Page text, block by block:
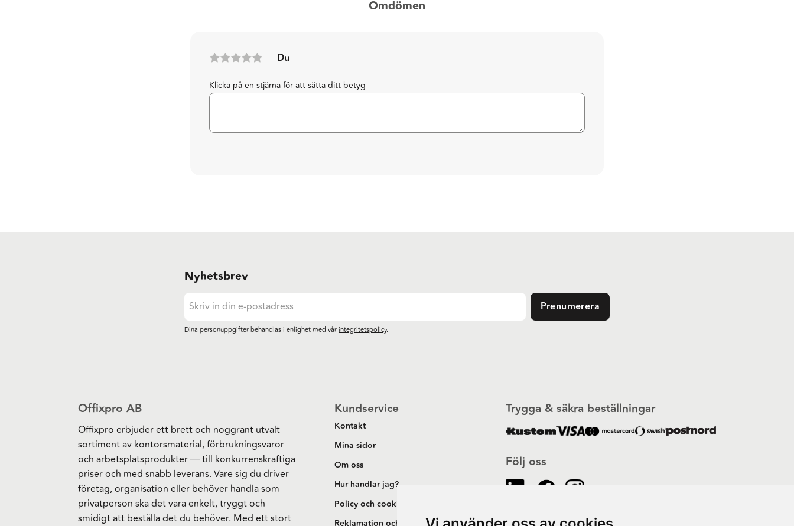
Omdömen
Du
Klicka på en stjärna för att sätta ditt betyg
Nyhetsbrev
Prenumerera
Dina personuppgifter behandlas i enlighet med vårintegritetspolicy.
Offixpro AB
Offixpro erbjuder ett brett och noggrant utvalt
sortiment av kontorsmaterial, förbrukningsvaror
och arbetsplatsprodukter — till konkurrenskraftiga
priser och med snabb leverans. Vare sig du driver
företag, organisation eller behöver handla som
privatperson ska det vara enkelt, tryggt och
smidigt att beställa det du behöver. Med ett stort
Kundservice
Kontakt
Mina sidor
Om oss
Hur handlar jag?
Policy och cookies
Följ oss
Trygga & säkra beställningar